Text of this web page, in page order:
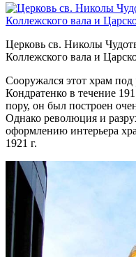
Церковь св. Николы
Коллежского вала и
Сооружался этот храм под
Кондратенко в течение
пору, он был построен
Однако революция и
оформлению интерьера
1921 г.